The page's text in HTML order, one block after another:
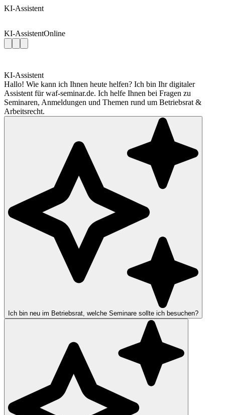
KI-Assistent
KI-AssistentOnline
KI-Assistent
Hallo! Wie kann ich Ihnen heute helfen? Ich bin Ihr digitaler
Assistent für waf-seminar.de. Ich helfe Ihnen bei Fragen zu
Seminaren, Anmeldungen und Themen rund um Betriebsrat &
Arbeitsrecht.
Ich bin neu im Betriebsrat, welche Seminare sollte ich besuchen?